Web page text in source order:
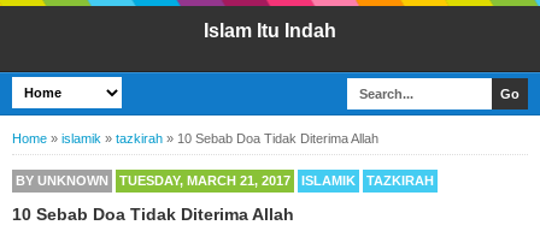
Islam Itu Indah
Home » islamik » tazkirah » 10 Sebab Doa Tidak Diterima Allah
BY UNKNOWN TUESDAY, MARCH 21, 2017 ISLAMIK TAZKIRAH
10 Sebab Doa Tidak Diterima Allah